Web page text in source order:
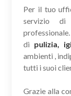
Per il tuo
servizio di
professionale.
di pulizia,
ambienti ,
tutti i suoi
Grazie alla